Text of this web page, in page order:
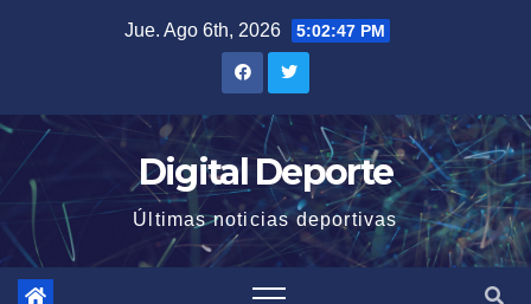
Jue. Ago 6th, 2026 5:02:48 PM
Digital Deporte
Últimas noticias deportivas